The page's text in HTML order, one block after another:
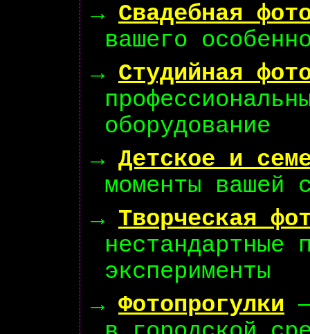
→ Свадебная
вашего
→ Студийная
оборудование
→ Детское и
моменты вашей
→ Творческая
нестандартные
эксперименты
→ Фотопрогулки